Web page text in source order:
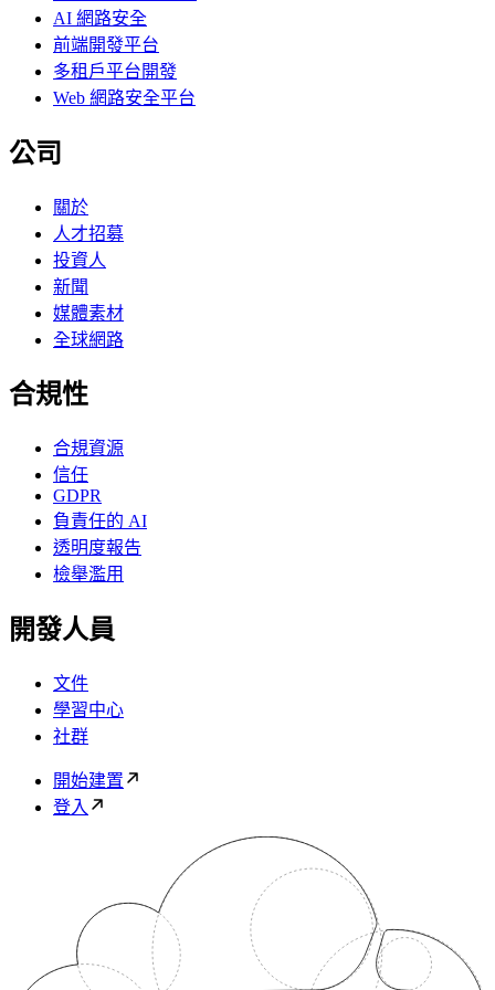
AI 網路安全
前端開發平台
多租戶平台開發
Web 網路安全平台
公司
關於
人才招募
投資人
新聞
媒體素材
全球網路
合規性
合規資源
信任
GDPR
負責任的 AI
透明度報告
檢舉濫用
開發人員
文件
學習中心
社群
開始建置
登入